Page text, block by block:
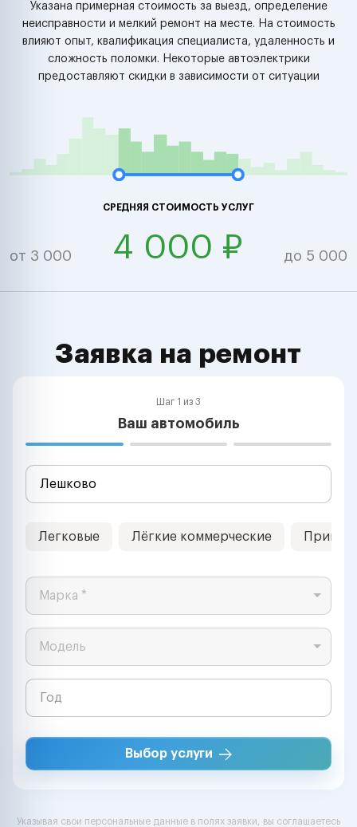
Указана примерная стоимость за выезд, определение
неисправности и мелкий ремонт на месте. На стоимость
влияют опыт, квалификация специалиста, удаленность и
сложность поломки. Некоторые автоэлектрики
предоставляют скидки в зависимости от ситуации
СРЕДНЯЯ СТОИМОСТЬ УСЛУГ
от 3 000 4 000 ₽ до 5 000
Заявка на ремонт
Шаг 1 из 3
Ваш автомобиль
Легковые Лёгкие коммерческие
Марка *
Модель
Выбор услуги
Указывая свои персональные данные в полях заявки, вы соглашаетесь